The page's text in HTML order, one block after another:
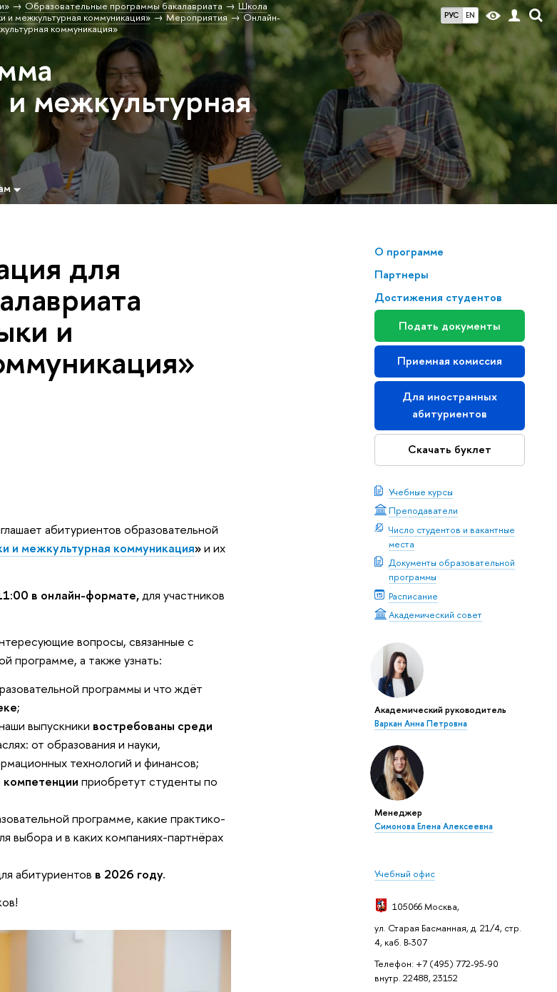
РУС EN
Образовательные программы бакалавриата
Школа
межкультурная коммуникация» Мероприятия
Онлайн-
коммуникация»
межкультурная
О программе
Партнеры
Достижения студентов
Подать документы
Приемная комиссия
Для иностранных
абитуриентов
Скачать буклет
Учебные курсы
Преподаватели
Число студентов и вакантные
места
Документы образовательной
программы
Расписание
Академический совет
Академический руководитель
Варкан Анна Петровна
Менеджер
Симонова Елена Алексеевна
Учебный офис
105066 Москва,
ул. Старая Басманная, д. 21/4, стр.
4, каб. В-307
Телефон: +7 (495) 772-95-90
внутр. 22488, 23152
для
и
абитуриентов образовательной
и межкультурная коммуникация»и их
в онлайн-формате,для участников
вопросы, связанные с
программе, а также узнать:
программы и что ждёт
;
выпускники востребованы среди
от образования и науки,
технологий и финансов;
компетенции приобретут студенты по
программе, какие практико-
выбора и в каких компаниях-партнёрах
абитуриентов в 2026 году.